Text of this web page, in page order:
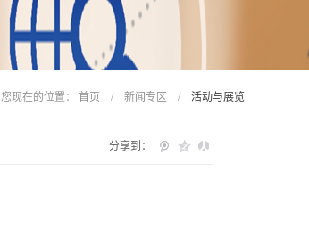
您现在的位置： 首页 / 新闻专区 / 活动与展览
分享到：